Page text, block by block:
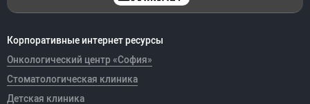
Корпоративные интернет ресурсы
Онкологический центр «София»
Стоматологическая клиника
Детская клиника